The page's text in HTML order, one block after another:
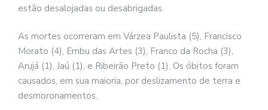
estão desalojadas ou desabrigadas.
As mortes ocorreram em Várzea Paulista (5), Francisco
Morato (4), Embu das Artes (3), Franco da Rocha (3),
Arujá (1), Jaú (1), e Ribeirão Preto (1). Os óbitos foram
causados, em sua maioria, por deslizamento de terra e
desmoronamentos.